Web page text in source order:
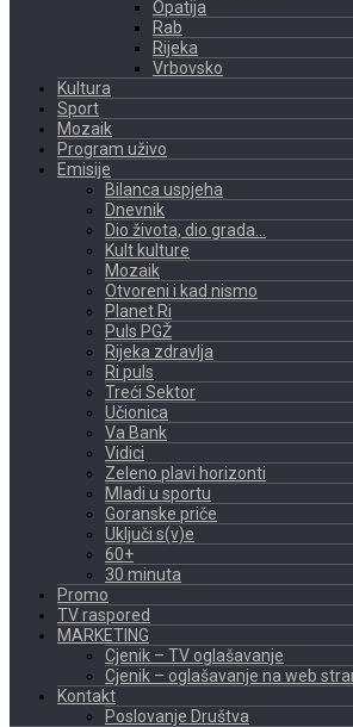
Opatija
Rab
Rijeka
Vrbovsko
Kultura
Sport
Mozaik
Program uživo
Emisije
Bilanca uspjeha
Dnevnik
Dio života, dio grada…
Kult kulture
Mozaik
Otvoreni i kad nismo
Planet Ri
Puls PGŽ
Rijeka zdravlja
Ri puls
Treći Sektor
Učionica
Va Bank
Vidici
Zeleno plavi horizonti
Mladi u sportu
Goranske priče
Uključi s(v)e
60+
30 minuta
Promo
TV raspored
MARKETING
Cjenik – TV oglašavanje
Cjenik – oglašavanje na web
Kontakt
Poslovanje Društva